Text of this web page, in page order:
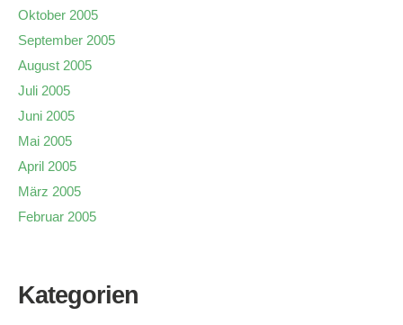
Oktober 2005
September 2005
August 2005
Juli 2005
Juni 2005
Mai 2005
April 2005
März 2005
Februar 2005
Kategorien